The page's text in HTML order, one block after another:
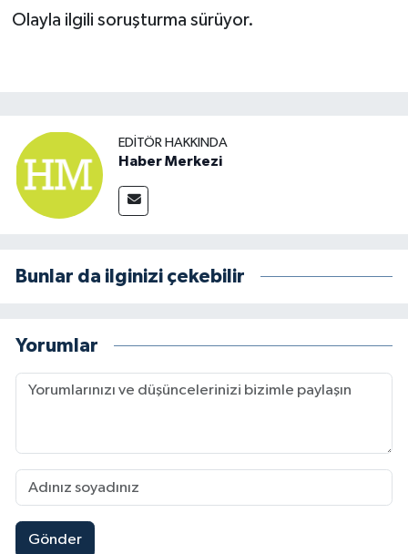
Olayla ilgili soruşturma sürüyor.
EDITÖR HAKKINDA
Haber Merkezi
Bunlar da ilginizi çekebilir
Yorumlar
Gönder